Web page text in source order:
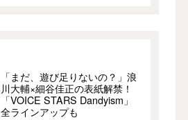
「まだ、遊び足りないの？」浪
川大輔×細谷佳正の表紙解禁！
「VOICE STARS Dandyism」
全ラインアップも